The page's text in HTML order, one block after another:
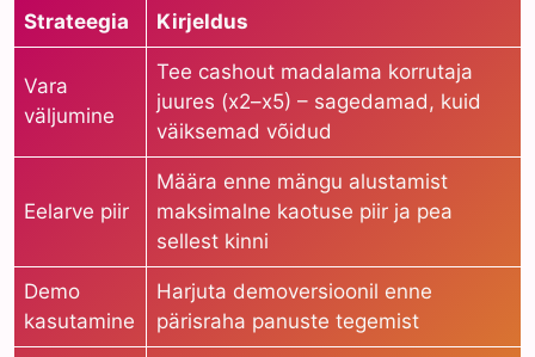
Strateegia Kirjeldus
Vara
väljumine
Tee cashout madalama korrutaja
juures (x2–x5) – sagedamad, kuid
väiksemad võidud
Eelarve piir
Määra enne mängu alustamist
maksimalne kaotuse piir ja pea
sellest kinni
Demo
kasutamine
Harjuta demoversioonil enne
pärisraha panuste tegemist